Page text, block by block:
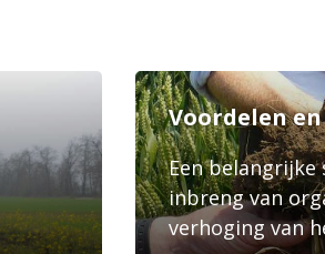
Voordelen
Een
inbreng van
verhoging van